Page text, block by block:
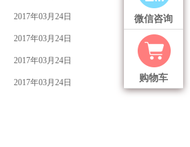
微信咨询
购物车
2017年03月24日
2017年03月24日
2017年03月24日
2017年03月24日